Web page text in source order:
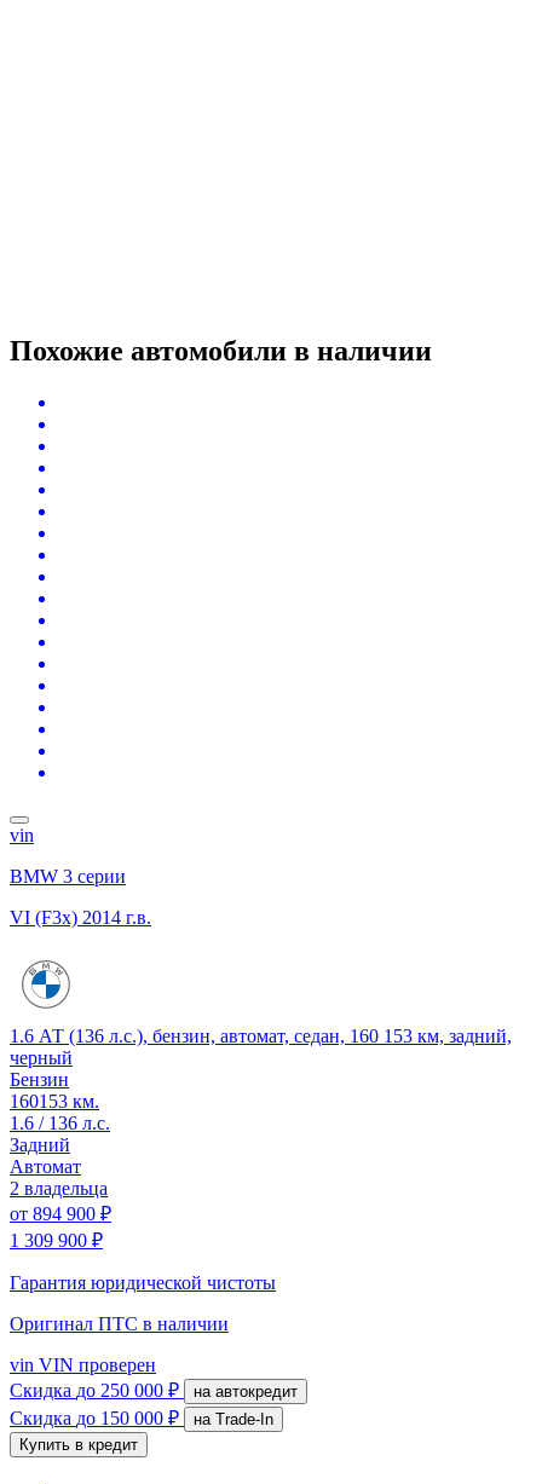
Похожие автомобили в наличии
vin
BMW 3 серии
VI (F3x) 2014 г.в.
1.6 АТ (136 л.с.), бензин, автомат, седан, 160 153 км, задний,
черный
Бензин
160153 км.
1.6 / 136 л.с.
Задний
Автомат
2 владельца
от 894 900 ₽
1 309 900 ₽
Гарантия юридической чистоты
Оригинал ПТС в наличии
vin VIN проверен
Скидка до 250 000 ₽ на автокредит
Скидка до 150 000 ₽
на Trade-In
Купить в кредит